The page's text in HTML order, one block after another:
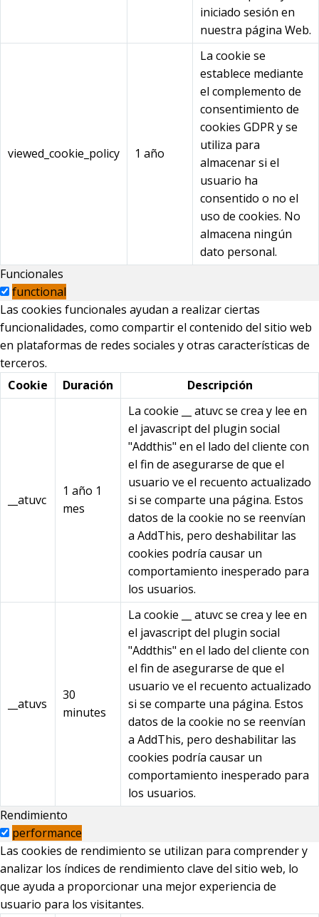
iniciado sesión en
nuestra página Web.
viewed_cookie_policy 1 año
La cookie se
establece mediante
el complemento de
consentimiento de
cookies GDPR y se
utiliza para
almacenar si el
usuario ha
consentido o no el
uso de cookies. No
almacena ningún
dato personal.
Funcionales
functional
Las cookies funcionales ayudan a realizar ciertas
funcionalidades, como compartir el contenido del sitio web
en plataformas de redes sociales y otras características de
terceros.
Cookie
Duración Descripción
__atuvc
1 año 1
mes
La cookie __ atuvc se crea y lee en
el javascript del plugin social
"Addthis" en el lado del cliente con
el fin de asegurarse de que el
usuario ve el recuento actualizado
si se comparte una página. Estos
datos de la cookie no se reenvían
a AddThis, pero deshabilitar las
cookies podría causar un
comportamiento inesperado para
los usuarios.
__atuvs
30
minutes
La cookie __ atuvc se crea y lee en
el javascript del plugin social
"Addthis" en el lado del cliente con
el fin de asegurarse de que el
usuario ve el recuento actualizado
si se comparte una página. Estos
datos de la cookie no se reenvían
a AddThis, pero deshabilitar las
cookies podría causar un
comportamiento inesperado para
los usuarios.
Rendimiento
performance
Las cookies de rendimiento se utilizan para comprender y
analizar los índices de rendimiento clave del sitio web, lo
que ayuda a proporcionar una mejor experiencia de
usuario para los visitantes.